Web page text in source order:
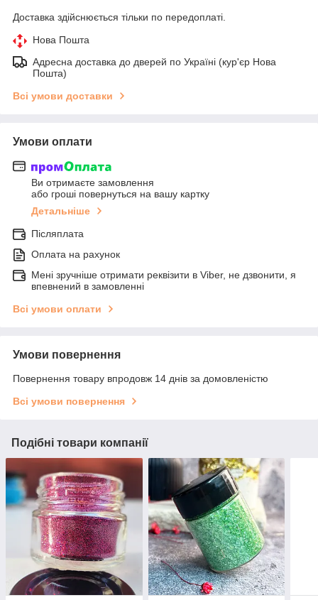
Доставка здійснюється тільки по передоплаті.
Нова Пошта
Адресна доставка до дверей по Україні (кур'єр Нова
Пошта)
Всі умови доставки
Умови оплати
Ви отримаєте замовлення
або гроші повернуться на вашу картку
Детальніше
Післяплата
Оплата на рахунок
Мені зручніше отримати реквізити в Viber, не дзвонити, я
впевнений в замовленні
Всі умови оплати
Умови повернення
Повернення товару впродовж 14 днів за домовленістю
Всі умови повернення
Подібні товари компанії